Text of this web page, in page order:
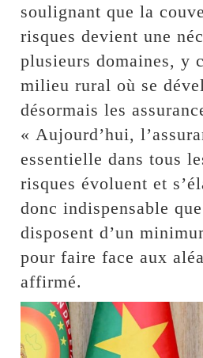
soulignant que la
risques devient une
plusieurs domaines, y
milieu rural où se
désormais les
« Aujourd’hui,
essentielle dans tous
risques évoluent et
donc indispensable
disposent d’un
pour faire face aux
affirmé.